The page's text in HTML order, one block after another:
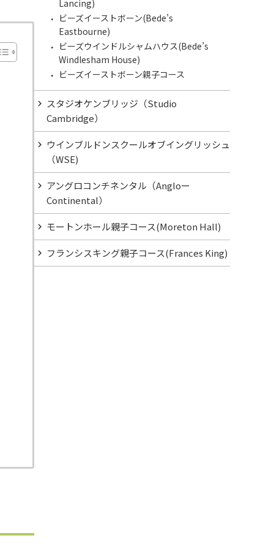
Lancing)
ビーズイーストボーン(Bede’s
Eastbourne)
ビーズウインドルシャムハウス(Bede’s
Windlesham House)
ビーズイーストボーン親子コース
スタジオケンブリッジ（Studio
Cambridge）
ウインブルドンスクールオブイングリッシュ
（WSE)
アングロコンチネンタル（Angloー
Continental）
モートンホール親子コース(Moreton Hall)
フランシスキング親子コース(Frances King)